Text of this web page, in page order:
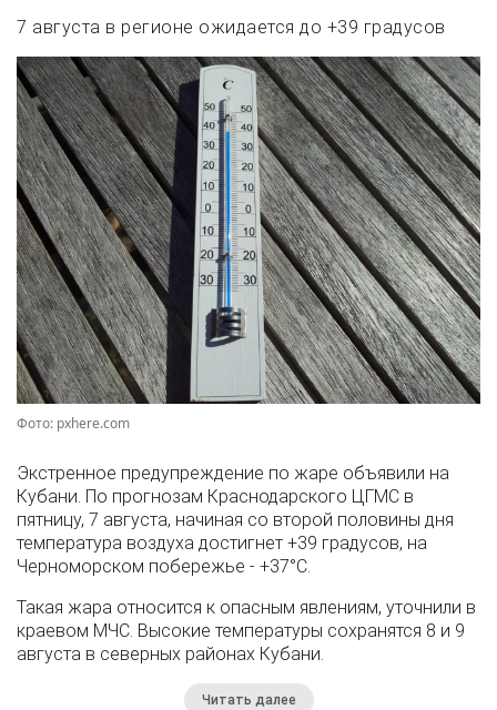
7 августа в регионе ожидается до +39 градусов
Фото: pxhere.com
Экстренное предупреждение по жаре объявили на
Кубани. По прогнозам Краснодарского ЦГМС в
пятницу, 7 августа, начиная со второй половины дня
температура воздуха достигнет +39 градусов, на
Черноморском побережье - +37°­С.
Такая жара относится к опасным явлениям, уточнили в
краевом МЧС. Высокие температуры сохранятся 8 и 9
августа в северных районах Кубани.
Читать далее